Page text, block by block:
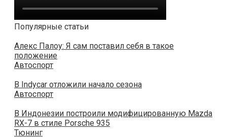
Популярные статьи
Алекс Палоу: Я сам поставил себя в такое
положение
Автоспорт
В Indycar отложили начало сезона
Автоспорт
В Индонезии построили модифицированную Mazda
RX-7 в стиле Porsche 935
Тюнинг